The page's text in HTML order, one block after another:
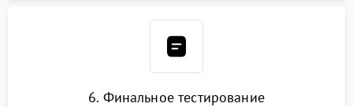
6. Финальное тестирование